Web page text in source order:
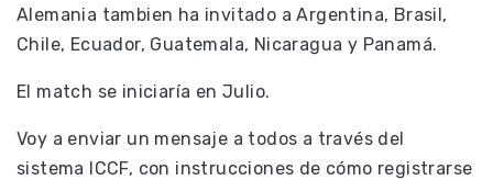
Alemania tambien ha invitado a Argentina, Brasil,
Chile, Ecuador, Guatemala, Nicaragua y Panamá.
El match se iniciaría en Julio.
Voy a enviar un mensaje a todos a través del
sistema ICCF, con instrucciones de cómo registrarse